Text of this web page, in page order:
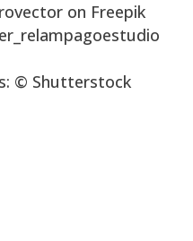
on Freepik
© Shutterstock